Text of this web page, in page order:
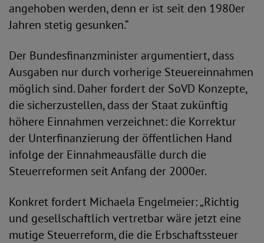
angehoben werden, denn er ist seit den 1980er
Jahren stetig gesunken.“
Der Bundesfinanzminister argumentiert, dass
Ausgaben nur durch vorherige Steuereinnahmen
möglich sind. Daher fordert der SoVD Konzepte,
die sicherzustellen, dass der Staat zukünftig
höhere Einnahmen verzeichnet: die Korrektur
der Unterfinanzierung der öffentlichen Hand
infolge der Einnahmeausfälle durch die
Steuerreformen seit Anfang der 2000er.
Konkret fordert Michaela Engelmeier: „Richtig
und gesellschaftlich vertretbar wäre jetzt eine
mutige Steuerreform, die die Erbschaftssteuer